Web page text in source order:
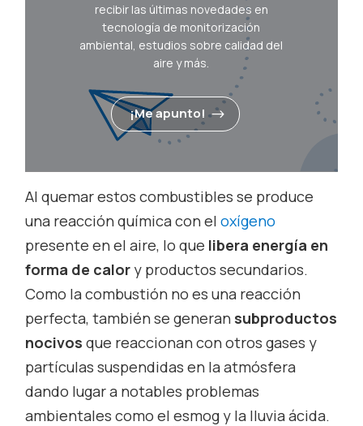
recibir las últimas novedades en
tecnología de monitorización
ambiental, estudios sobre calidad del
aire y más.
¡Me apunto!
Al quemar estos combustibles se produce
una reacción química con eloxígeno
presente en el aire, lo que libera energía en
forma de calor y productos secundarios.
Como la combustión no es una reacción
perfecta, también se generan subproductos
nocivosque reaccionan con otros gases y
partículas suspendidas en la atmósfera
dando lugar a notables problemas
ambientales como elesmog y la lluvia ácida.